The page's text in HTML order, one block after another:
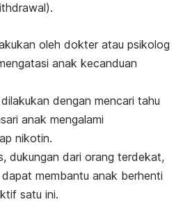
).
oleh dokter atau psikolog
anak kecanduan
dengan mencari tahu
anak mengalami
nikotin.
dukungan dari orang terdekat,
membantu anak berhenti
satu ini.